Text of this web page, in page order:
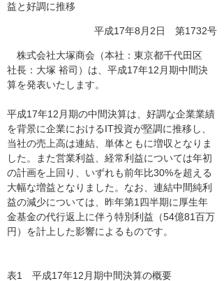
益と好調に推移
平成17年8月2日 第1732号
株式会社大塚商会（本社：東京都千代田区
社長：大塚 裕司）は、平成17年12月期中間決
算を発表いたします。
平成17年12月期の中間決算は、好調な企業業績
を背景に企業におけるIT投資が堅調に推移し、
当社の売上高は連結、単体ともに増収となりま
した。また営業利益、経常利益については年初
の計画を上回り、いずれも前年比30%を超える
大幅な増益となりました。なお、連結中間純利
益の減少については、昨年第1四半期に厚生年
金基金の代行返上に伴う特別利益（54億81百万
円）を計上した影響によるものです。
表1 平成17年12月期中間決算の概要